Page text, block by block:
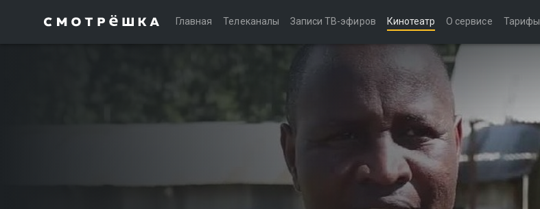
Главная Телеканалы Записи ТВ-эфиров Кинотеатр О сервисе Тарифы